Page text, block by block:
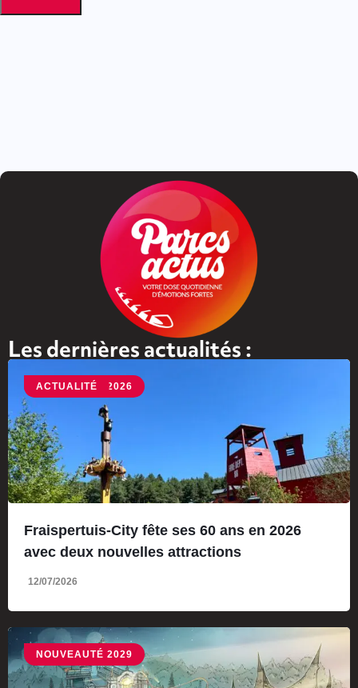
Les dernières actualités :
NOUVEAUTÉ 2026
ACTUALITÉ
Fraispertuis-City fête ses 60 ans en 2026
avec deux nouvelles attractions
12/07/2026
NOUVEAUTÉ 2029